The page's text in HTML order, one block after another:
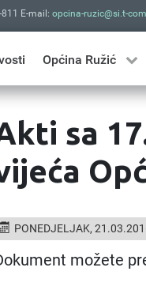
E-mail: opcina-ruzic@si.t-
Općina Ružić
sa
PONEDJELJAK,
možete